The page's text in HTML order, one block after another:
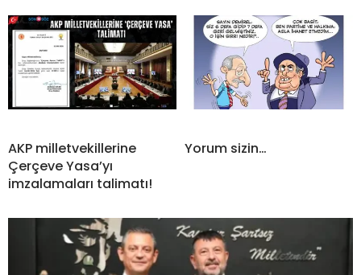
AKP milletvekillerine
Çerçeve Yasa’yı
imzalamaları talimatı!
Yorum sizin…